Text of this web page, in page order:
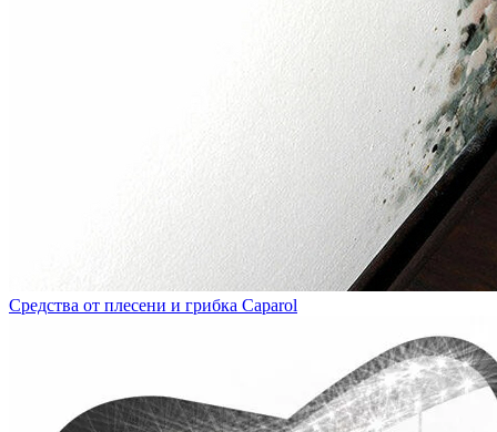
Средства от плесени и грибка Caparol